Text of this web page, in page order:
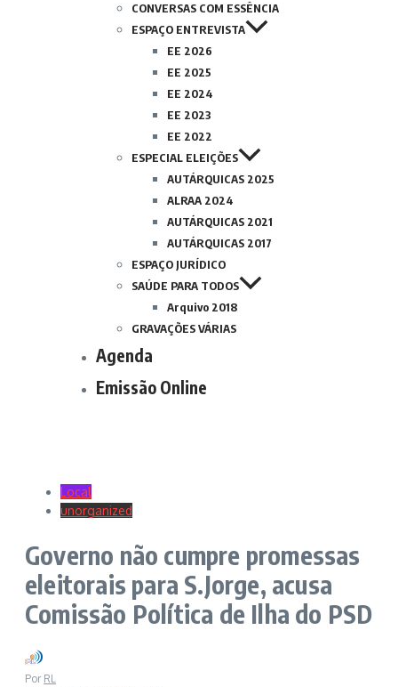
CONVERSAS COM ESSÊNCIA
ESPAÇO ENTREVISTA
EE 2026
EE 2025
EE 2024
EE 2023
EE 2022
ESPECIAL ELEIÇÕES
AUTÁRQUICAS 2025
ALRAA 2024
AUTÁRQUICAS 2021
AUTÁRQUICAS 2017
ESPAÇO JURÍDICO
SAÚDE PARA TODOS
Arquivo 2018
GRAVAÇÕES VÁRIAS
Agenda
Emissão Online
Local
unorganized
Governo não cumpre promessas
eleitorais para S.Jorge, acusa
Comissão Política de Ilha do PSD
Por RL